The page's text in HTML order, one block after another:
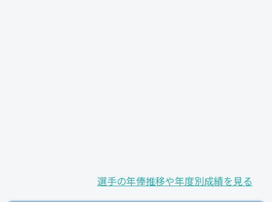
選手の年俸推移や年度別成績を見る